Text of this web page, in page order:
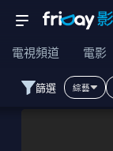
電視頻道 電影
篩選 綜藝